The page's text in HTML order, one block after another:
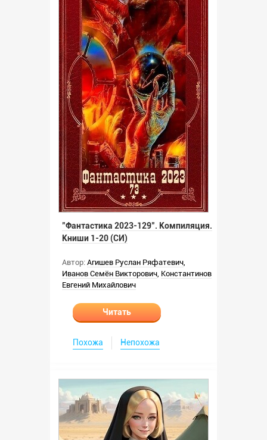
"Фантастика 2023-129". Компиляция.
Книши 1-20 (СИ)
Автор: Агишев Руслан Ряфатевич,
Иванов Семён Викторович, Константинов
Евгений Михайлович
Читать
Похожа Непохожа